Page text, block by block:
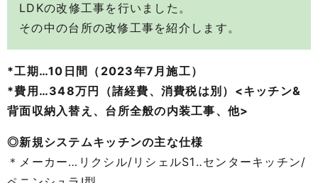
LDKの改修工事を行いました。
その中の台所の改修工事を紹介します。
*工期…10日間（2023年7月施工）
*費用…348万円（諸経費、消費税は別）<キッチン&
背面収納入替え、台所全般の内装工事、他>
◎新規システムキッチンの主な仕様
＊メーカー…リクシル/リシェルS1‥センターキッチン/